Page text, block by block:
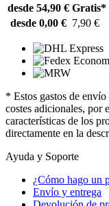
desde 54,90 € Gratis*
desde 0,00 € 7,90 €
* Estos gastos de
costes adicionales, por
características de los
directamente en la
Ayuda y Soporte
¿Cómo hago un
Envío y entrega